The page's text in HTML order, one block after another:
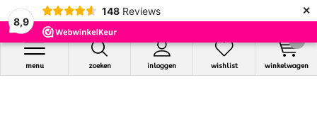
8,9
148 Reviews ×
zoeken inloggen
menu wishlist winkelwagen